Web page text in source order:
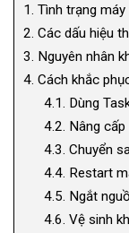
1. Tình trạng
2. Các dấu hiệu
3. Nguyên nhân
4. Cách khắc
4.1. Dùng
4.2. Nâng cấp
4.3. Chuyển
4.4. Restart
4.5. Ngắt
4.6. Vệ sinh